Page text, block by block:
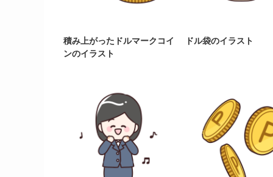
積み上がったドルマークコイ
ンのイラスト
ドル袋のイラスト